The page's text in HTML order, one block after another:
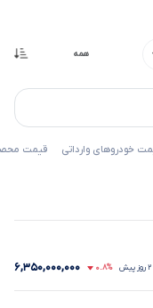
خودروهای وارداتی قیمت
۲ روز پیش ۰.۸% ۶,۳۵۰,۰۰۰,۰۰۰